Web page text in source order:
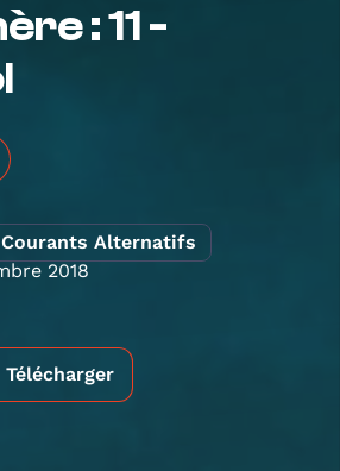
: 11 -
Courants Alternatifs
2018
Télécharger